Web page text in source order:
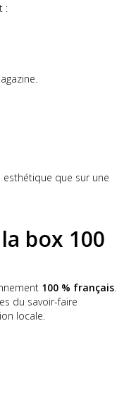
:
esthétique que sur une
box 100
100 % français
du savoir-faire
locale.